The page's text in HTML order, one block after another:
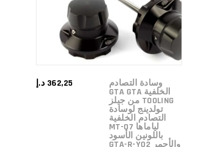
وسادة التصادم
الخلفية GTA GTA
TOOLING من جيلز
تولدينج لوسادة
التصادم الخلفية
لياماها MT-07
باللونين الأسود
والأحمر GTA-R-Y02
362,25 د.إ